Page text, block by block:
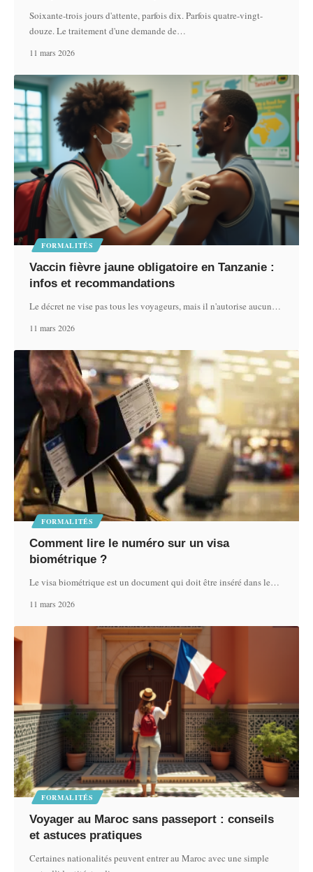
Soixante-trois jours d'attente, parfois dix. Parfois quatre-vingt-
douze. Le traitement d'une demande de…
11 mars 2026
FORMALITÉS
Vaccin fièvre jaune obligatoire en Tanzanie :
infos et recommandations
Le décret ne vise pas tous les voyageurs, mais il n'autorise aucun…
11 mars 2026
FORMALITÉS
Comment lire le numéro sur un visa
biométrique ?
Le visa biométrique est un document qui doit être inséré dans le…
11 mars 2026
FORMALITÉS
Voyager au Maroc sans passeport : conseils
et astuces pratiques
Certaines nationalités peuvent entrer au Maroc avec une simple